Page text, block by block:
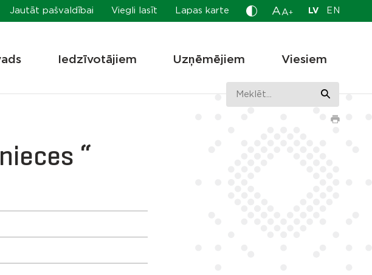
Jautāt pašvaldībai Viegli lasīt Lapas karte A A+ LV EN
Iedzīvotājiem Uzņēmējiem Viesiem
“